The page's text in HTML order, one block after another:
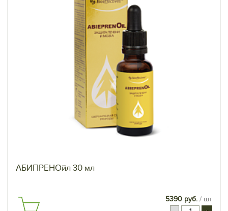
АБИПРЕНОйл 30 мл
5390 руб. / шт